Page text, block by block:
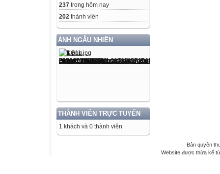
237 trong hôm nay
202 thành viên
ẢNH NGẪU NHIÊN
THÀNH VIÊN TRỰC TUYẾN
1 khách và 0 thành viên
Bản quyền
Website được thừa kế